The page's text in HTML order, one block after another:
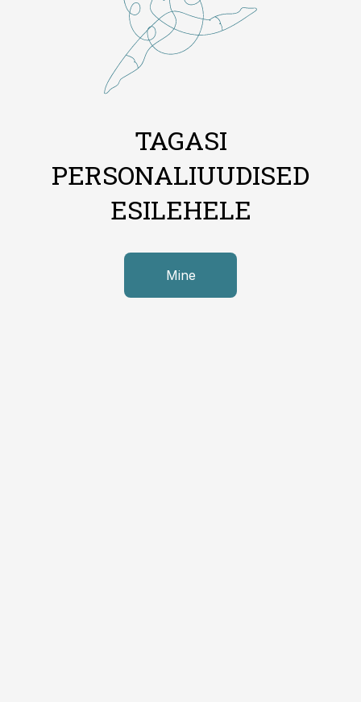
TAGASI
PERSONALIUUDISED
ESILEHELE
Mine